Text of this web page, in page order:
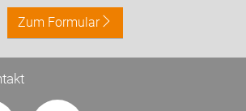
Zum Formular